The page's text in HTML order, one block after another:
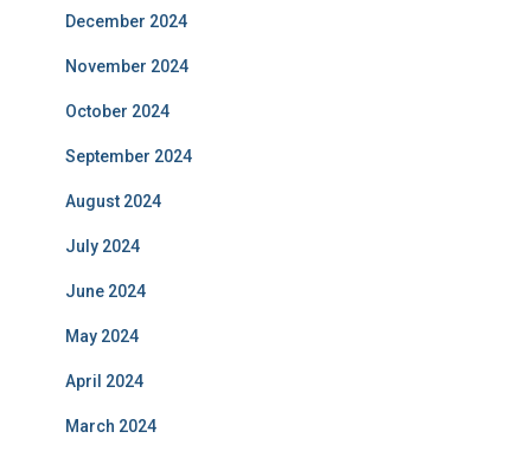
December 2024
November 2024
October 2024
September 2024
August 2024
July 2024
June 2024
May 2024
April 2024
March 2024